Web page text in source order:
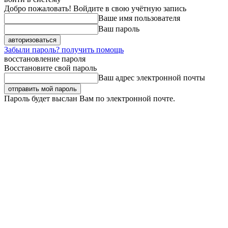
Добро пожаловать! Войдите в свою учётную запись
Ваше имя пользователя
Ваш пароль
Забыли пароль? получить помощь
восстановление пароля
Восстановите свой пароль
Ваш адрес электронной почты
Пароль будет выслан Вам по электронной почте.